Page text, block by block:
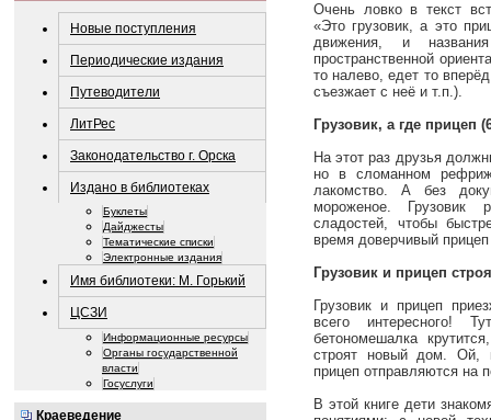
Новые поступления
Периодические издания
Путеводители
ЛитРес
Законодательство г. Орска
Издано в библиотеках
Буклеты
Дайджесты
Тематические списки
Электронные издания
Имя библиотеки: М. Горький
ЦСЗИ
Информационные ресурсы
Органы государственной
власти
Госуслуги
Краеведение
Очень ловко в текст
«Это грузовик, а это
движения, и
пространственной
то налево, едет то
съезжает с неё и т.п.).
Грузовик, а где прицеп
На этот раз друзья
но в сломанном
лакомство. А без
мороженое. Грузовик
сладостей, чтобы
время доверчивый
Грузовик и прицеп
Грузовик и прицеп
всего интересного!
бетономешалка
строят новый дом. Ой,
прицеп отправляются на
В этой книге дети